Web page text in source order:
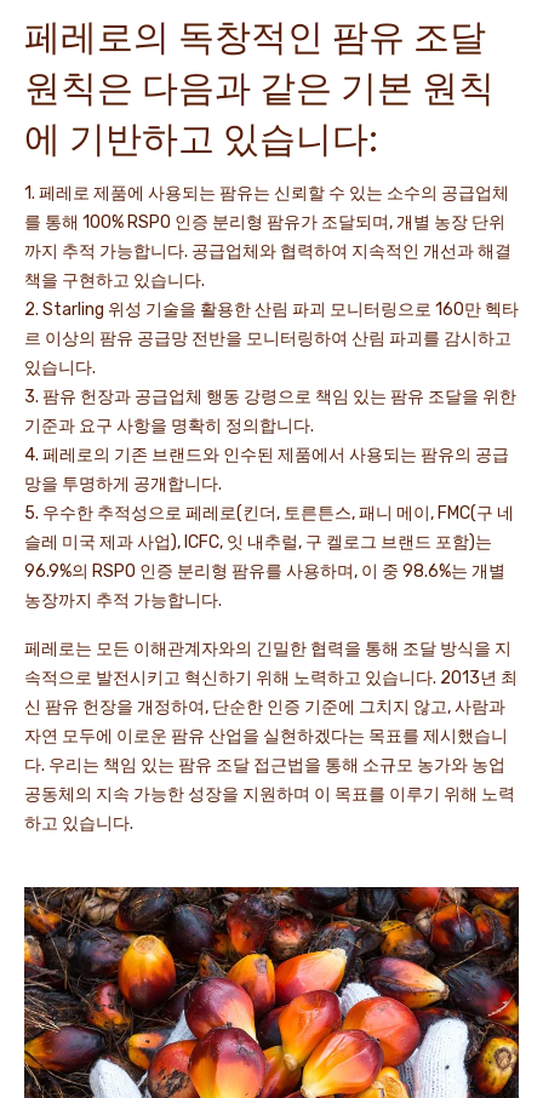
페레로의 독창적인 팜유 조달
원칙은 다음과 같은 기본 원칙
에 기반하고 있습니다:
1. 페레로 제품에 사용되는 팜유는 신뢰할 수 있는 소수의 공급업체
를 통해 100% RSPO 인증 분리형 팜유가 조달되며, 개별 농장 단위
까지 추적 가능합니다. 공급업체와 협력하여 지속적인 개선과 해결
책을 구현하고 있습니다.
2. Starling 위성 기술을 활용한 산림 파괴 모니터링으로 160만 헥타
르 이상의 팜유 공급망 전반을 모니터링하여 산림 파괴를 감시하고
있습니다.
3. 팜유 헌장과 공급업체 행동 강령으로 책임 있는 팜유 조달을 위한
기준과 요구 사항을 명확히 정의합니다.
4. 페레로의 기존 브랜드와 인수된 제품에서 사용되는 팜유의 공급
망을 투명하게 공개합니다.
5. 우수한 추적성으로 페레로(킨더, 토른튼스, 패니 메이, FMC(구 네
슬레 미국 제과 사업), ICFC, 잇 내추럴, 구 켈로그 브랜드 포함)는
96.9%의 RSPO 인증 분리형 팜유를 사용하며, 이 중 98.6%는 개별
농장까지 추적 가능합니다.
페레로는 모든 이해관계자와의 긴밀한 협력을 통해 조달 방식을 지
속적으로 발전시키고 혁신하기 위해 노력하고 있습니다. 2013년 최
신 팜유 헌장을 개정하여, 단순한 인증 기준에 그치지 않고, 사람과
자연 모두에 이로운 팜유 산업을 실현하겠다는 목표를 제시했습니
다. 우리는 책임 있는 팜유 조달 접근법을 통해 소규모 농가와 농업
공동체의 지속 가능한 성장을 지원하며 이 목표를 이루기 위해 노력
하고 있습니다.